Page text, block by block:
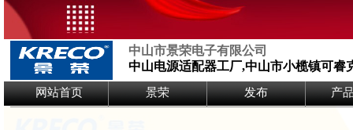
Logo Picture
中山市景荣电子有限公司
中山电源适配器工厂,中山市小榄镇可睿
网站首页 景荣 发布 产